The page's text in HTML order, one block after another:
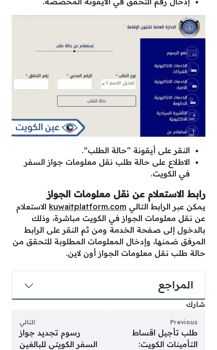
النقر على أيقونة “حالة الطلب”.
الاطلاع على حالة طلب نقل معلومات جواز السفر
في الكويت.
رابط الاستعلام عن نقل معلومات الجواز
يمكن عبر الرابط التالي kuwaitplatform.com الاستعلام
عن نقل معلومات الجواز في الكويت مباشرة، وذلك
بالدخول إلى صفحة الخدمة ومن ثم النقر على الرابط
المرفق ضمنها، وإدخال المعلومات المطلوبة للتحقق من
حالة طلب نقل معلومات الجواز أون لاين.
المراجع
شارك
Previous
طلب تأجيل اقساط
التأمينات الكويت:
التالي
رسوم تجديد جواز
السفر الكويتي للبالغين